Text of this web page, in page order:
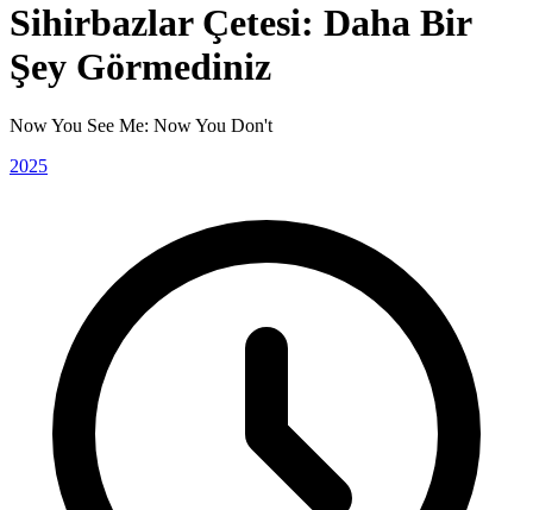
Sihirbazlar Çetesi: Daha Bir
Şey Görmediniz
Now You See Me: Now You Don't
2025